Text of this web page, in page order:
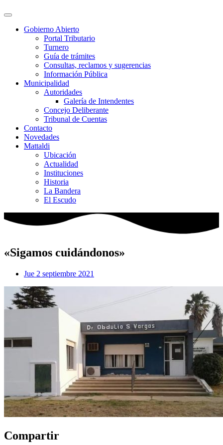
Gobierno Abierto
Portal Tributario
Turnero
Guía de trámites
Consultas, reclamos y sugerencias
Información Pública
Municipalidad
Autoridades
Galería de Intendentes
Concejo Deliberante
Tribunal de Cuentas
Contacto
Novedades
Mattaldi
Ubicación
Actualidad
Instituciones
Historia
La Bandera
El Escudo
«Sigamos cuidándonos»
Jue 2 septiembre 2021
Compartir